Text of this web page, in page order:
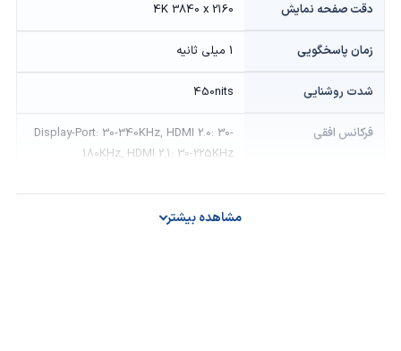
دقت صفحه نمایش 4K 3840 x 2160
زمان پاسخگویی 1 میلی ثانیه
شدت روشنایی 450nits
فرکانس افقی
Display-Port: 30-340KHz, HDMI 2.0: 30-
180KHz, HDMI 2.1: 30-225KHz
فرکانس عمودی 48 تا 144 هرتز
مشاهده بیشتر